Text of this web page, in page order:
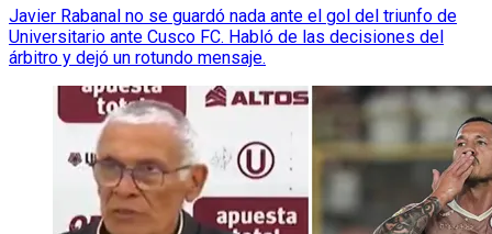
Javier Rabanal no se guardó nada ante el gol del triunfo de
Universitario ante Cusco FC. Habló de las decisiones del
árbitro y dejó un rotundo mensaje.